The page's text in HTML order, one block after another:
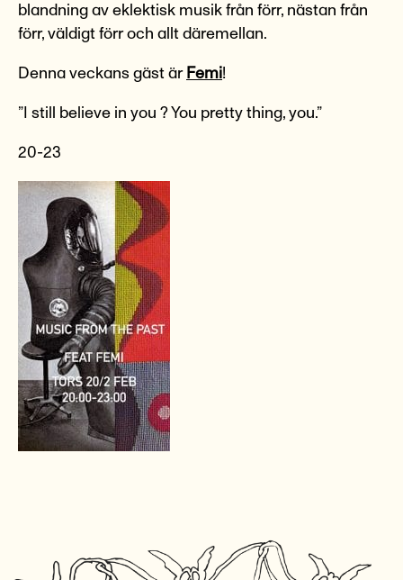
blandning av eklektisk musik från förr, nästan från
förr, väldigt förr och allt däremellan.
Denna veckans gäst är Femi!
”I still believe in you ? You pretty thing, you.”
20-23